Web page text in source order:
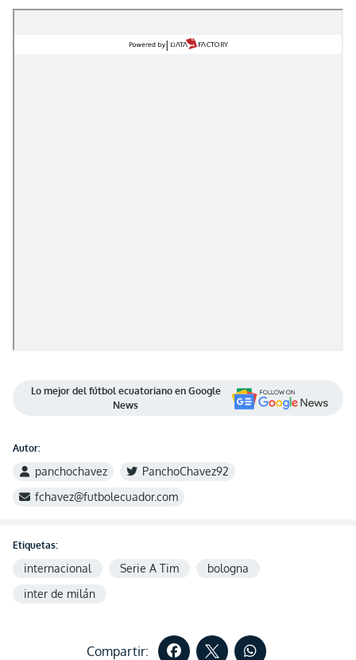
Lo mejor del fútbol ecuatoriano en Google
News
Autor:
panchochavez
PanchoChavez92
fchavez@futbolecuador.com
Etiquetas:
internacional Serie A Tim
bologna
inter de milán
Compartir: